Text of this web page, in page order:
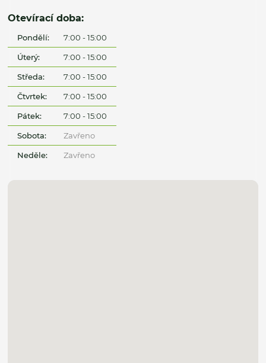
Otevírací doba:
Pondělí: 7:00 - 15:00
Úterý: 7:00 - 15:00
Středa: 7:00 - 15:00
Čtvrtek: 7:00 - 15:00
Pátek: 7:00 - 15:00
Sobota: Zavřeno
Neděle: Zavřeno